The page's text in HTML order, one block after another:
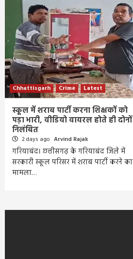
Chhattisgarh Crime Latest
स्कूल में शराब पार्टी करना शिक्षकों को
पड़ा भारी, वीडियो वायरल होते ही दोनों
निलंबित
2 days ago Arvind Rajak
गरियाबंद। छत्तीसगढ़ के गरियाबंद जिले में
सरकारी स्कूल परिसर में शराब पार्टी करने का
मामला…